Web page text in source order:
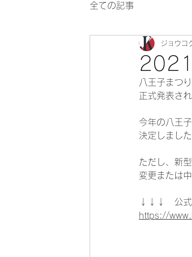
全ての記事
2021
ジョウコ
八王子まつ
正式発表され
今年の八王
決定しました
ただし、新
変更または
↓↓↓　公式
https://